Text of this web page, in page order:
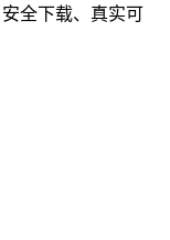
全下载、真实可